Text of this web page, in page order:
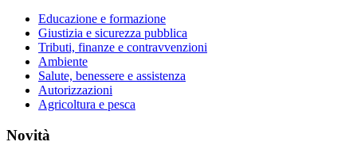
Educazione e formazione
Giustizia e sicurezza pubblica
Tributi, finanze e contravvenzioni
Ambiente
Salute, benessere e assistenza
Autorizzazioni
Agricoltura e pesca
Novità